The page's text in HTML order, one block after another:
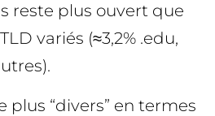
reste plus ouvert que
variés (≈3,2% .edu,
plus “divers” en termes